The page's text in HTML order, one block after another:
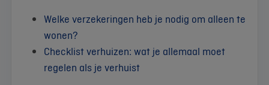
Welke verzekeringen heb je nodig om alleen te
wonen?
Checklist verhuizen: wat je allemaal moet
regelen als je verhuist